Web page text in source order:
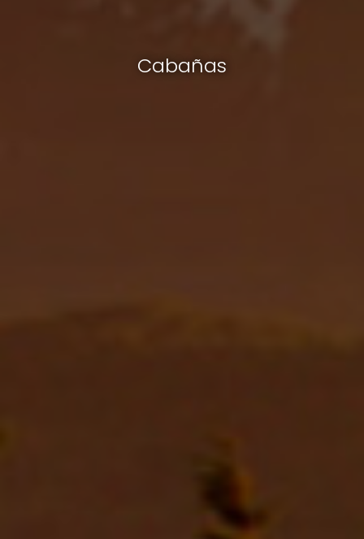
Cabañas